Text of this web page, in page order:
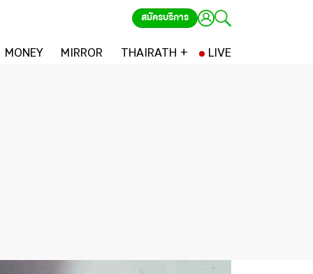
สมัครบริการ
MONEY MIRROR THAIRATH + LIVE